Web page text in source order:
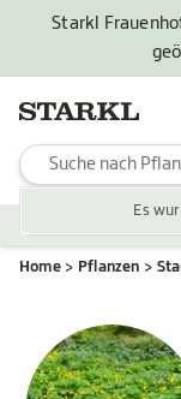
Starkl
Es
Home Pflanzen